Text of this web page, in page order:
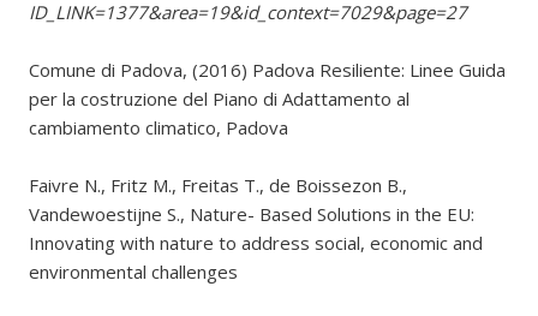
ID_LINK=1377&area=19&id_context=7029&page=27
Comune di Padova, (2016) Padova Resiliente: Linee Guida
per la costruzione del Piano di Adattamento al
cambiamento climatico, Padova
Faivre N., Fritz M., Freitas T., de Boissezon B.,
Vandewoestijne S., Nature- Based Solutions in the EU:
Innovating with nature to address social, economic and
environmental challenges